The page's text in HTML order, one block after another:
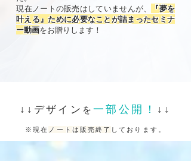
​現在ノートの販売はしていませんが、
『夢を
叶える』ために必要なことが詰まったセミナ
ー動画をお贈りします！
↓↓デザイン を 一部公開！ ↓↓
※現在 ノートは販売終了 しております。